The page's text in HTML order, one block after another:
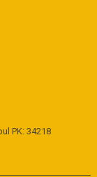
PK: 34218